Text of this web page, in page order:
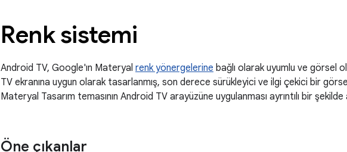
Renk sistemi
Android TV, Google'ın Materyal renk yönergelerine bağlı olarak uyumlu ve görsel
TV ekranına uygun olarak tasarlanmış, son derece sürükleyici ve ilgi çekici bir
Materyal Tasarım temasının Android TV arayüzüne uygulanması ayrıntılı bir şekilde
Öne çıkanlar